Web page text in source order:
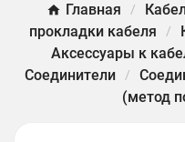
Главная
прокладки кабеля
Аксессуары к
Соединители
(метод